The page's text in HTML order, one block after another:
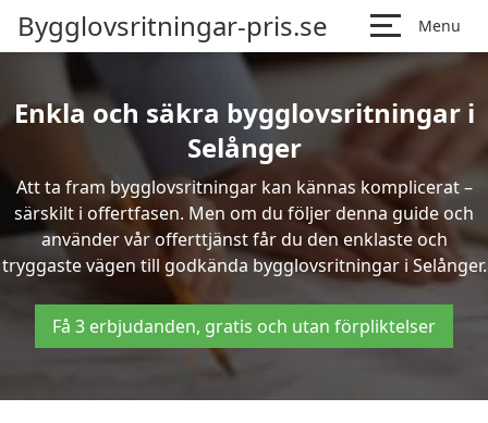
Bygglovsritningar-pris.se Menu
Enkla och säkra bygglovsritningar i
Selånger
Att ta fram bygglovsritningar kan kännas komplicerat –
särskilt i offertfasen. Men om du följer denna guide och
använder vår offerttjänst får du den enklaste och
tryggaste vägen till godkända bygglovsritningar i Selånger.
Få 3 erbjudanden, gratis och utan förpliktelser